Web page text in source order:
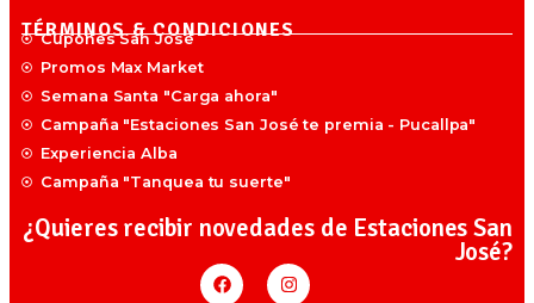
TÉRMINOS & CONDICIONES
Cupones San José
Promos Max Market
Semana Santa "Carga ahora"
Campaña "Estaciones San José te premia - Pucallpa"
Experiencia Alba
Campaña "Tanquea tu suerte"
¿Quieres recibir novedades de Estaciones San
José?